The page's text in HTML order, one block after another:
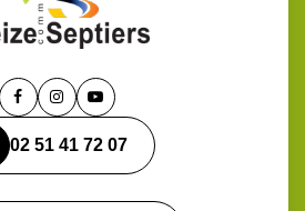
Lien
le
compte
Lien
le
compte
Lien
la
chaîne
02 51 41 72 07